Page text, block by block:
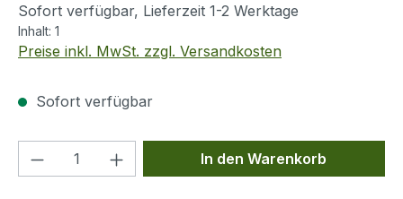
Sofort verfügbar, Lieferzeit 1-2 Werktage
Inhalt: 1
Preise inkl. MwSt. zzgl. Versandkosten
Sofort verfügbar
Produkt Anzahl: Gib denIn den Warenkorb